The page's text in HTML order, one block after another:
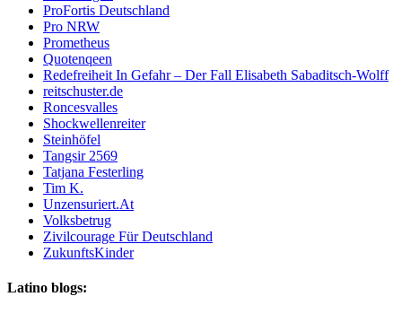
ProFortis Deutschland
Pro NRW
Prometheus
Quotenqeen
Redefreiheit In Gefahr – Der Fall Elisabeth Sabaditsch-Wolff
reitschuster.de
Roncesvalles
Shockwellenreiter
Steinhöfel
Tangsir 2569
Tatjana Festerling
Tim K.
Unzensuriert.At
Volksbetrug
Zivilcourage Für Deutschland
ZukunftsKinder
Latino blogs: